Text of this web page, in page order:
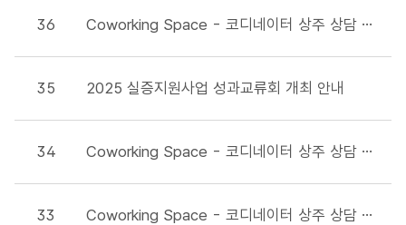
36 Coworking Space - 코디네이터 상주 상담 일정표 입니다.(25년 12월)
35 2025 실증지원사업 성과교류회 개최 안내
34 Coworking Space - 코디네이터 상주 상담 일정표 입니다.(25년 11월)
33 Coworking Space - 코디네이터 상주 상담 일정표 입니다.(25년 10월)